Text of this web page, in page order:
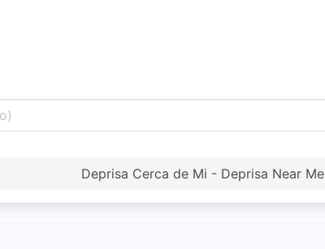
Deprisa Cerca de Mi - Deprisa Near Me